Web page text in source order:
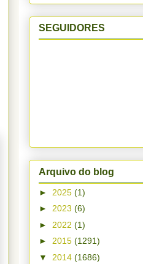
SEGUIDORES
Arquivo do blog
► 2025 (1)
► 2023 (6)
► 2022 (1)
► 2015 (1291)
▼ 2014 (1686)